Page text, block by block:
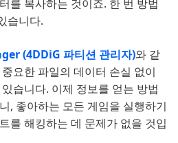
를 복사하는 것이죠. 한 번 방법
습니다.
(4DDiG 파티션 관리자)와 같
요한 파일의 데이터 손실 없이
습니다. 이제 정보를 얻는 방법
, 좋아하는 모든 게임을 실행하기
를 해킹하는 데 문제가 없을 것입